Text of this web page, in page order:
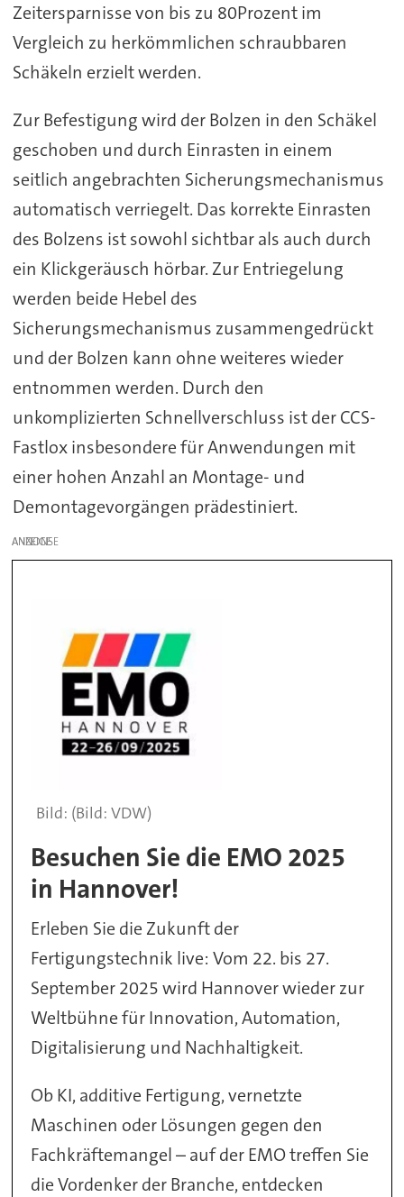
Zeitersparnisse von bis zu 80Prozent im
Vergleich zu herkömmlichen schraubbaren
Schäkeln erzielt werden.
Zur Befestigung wird der Bolzen in den Schäkel
geschoben und durch Einrasten in einem
seitlich angebrachten Sicherungsmechanismus
automatisch verriegelt. Das korrekte Einrasten
des Bolzens ist sowohl sichtbar als auch durch
ein Klickgeräusch hörbar. Zur Entriegelung
werden beide Hebel des
Sicherungsmechanismus zusammengedrückt
und der Bolzen kann ohne weiteres wieder
entnommen werden. Durch den
unkomplizierten Schnellverschluss ist der CCS-
Fastlox insbesondere für Anwendungen mit
einer hohen Anzahl an Montage- und
Demontagevorgängen prädestiniert.
ANZEIGE
(Bild: VDW)
Besuchen Sie die EMO 2025
in Hannover!
Erleben Sie die Zukunft der
Fertigungstechnik live: Vom 22. bis 27.
September 2025 wird Hannover wieder zur
Weltbühne für Innovation, Automation,
Digitalisierung und Nachhaltigkeit.
Ob KI, additive Fertigung, vernetzte
Maschinen oder Lösungen gegen den
Fachkräftemangel – auf der EMO treffen Sie
die Vordenker der Branche, entdecken